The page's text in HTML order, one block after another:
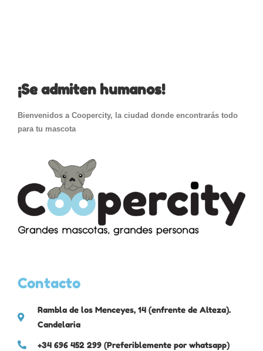
¡Se admiten humanos!
Bienvenidos a Coopercity, la ciudad donde encontrarás todo
para tu mascota
Contacto
Rambla de los Menceyes, 14 (enfrente de Alteza).
Candelaria
+34 696 452 299 (Preferiblemente por whatsapp)